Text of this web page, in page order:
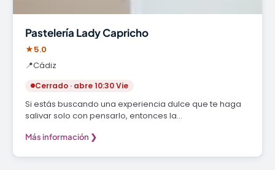
Pastelería Lady Capricho
★5.0
📍Cádiz
Cerrado · abre 10:30 Vie
Si estás buscando una experiencia dulce que te haga
salivar solo con pensarlo, entonces la…
Más información ❯